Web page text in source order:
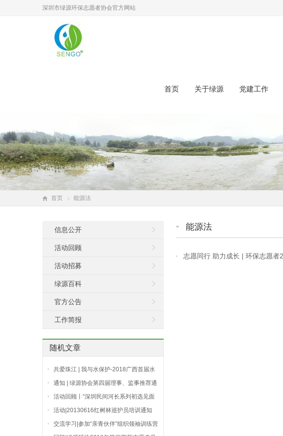
深圳市绿源环保志愿者协会官方网站
首页 关于绿源 党建工作
首页 能源法
能源法
志愿同行 助力成长 | 环保志愿者
信息公开
活动回顾
活动招募
绿源百科
官方公告
工作简报
随机文章
共爱珠江 | 我与水保护-2018广西首届水
保护论坛分享
通知 | 绿源协会第四届理事、监事推荐通
道开启，期待你的参与
活动回顾丨“深圳民间河长系列初选见面
会”圆满结束，候选人即将进入集训阶段
活动|20130616红树林巡护员培训通知
交流学习|参加“亲青伙伴”组织领袖训练营